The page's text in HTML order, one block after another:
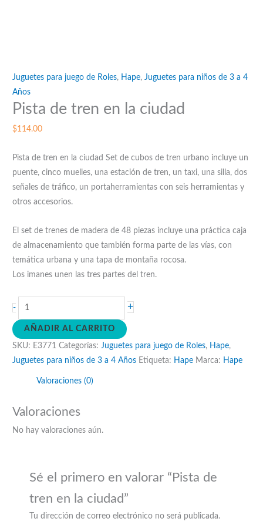
Juguetes para juego de Roles, Hape,Juguetes para niños de 3 a 4
Años
Pista de tren en la ciudad
$114.00
Pista de tren en la ciudad Set de cubos de tren urbano incluye un
puente, cinco muelles, una estación de tren, un taxi, una silla, dos
señales de tráfico, un portaherramientas con seis herramientas y
otros accesorios.
El set de trenes de madera de 48 piezas incluye una práctica caja
de almacenamiento que también forma parte de las vías, con
temática urbana y una tapa de montaña rocosa.
Los imanes unen las tres partes del tren.
-
Pista
de
tren
en
la
ciudad
+
AÑADIR AL CARRITO
SKU: E3771 Categorías:Juguetes para juego de Roles, Hape,
Juguetes para niños de 3 a 4 Años Etiqueta: Hape Marca: Hape
Valoraciones (0)
Valoraciones
No hay valoraciones aún.
Sé el primero en valorar “Pista de
tren en la ciudad”
Tu dirección de correo electrónico no será publicada.